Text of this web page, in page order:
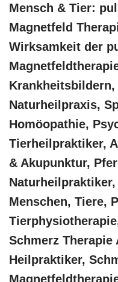
Mensch & Tier:
Magnetfeld
Wirksamkeit der
Naturheilpraxis,
‎Homöopathie,
‎Tierheilpraktiker,
& Akupunktur,
Menschen, Tiere,
Schmerz Therapie
Heilpraktiker,